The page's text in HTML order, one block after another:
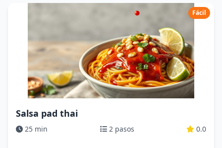
Fácil
Salsa pad thai
25 min 2 pasos 0.0